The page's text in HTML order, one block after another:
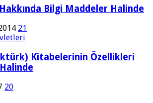
Bilgi Maddeler Halinde
21
Kitabelerinin Özellikleri
20